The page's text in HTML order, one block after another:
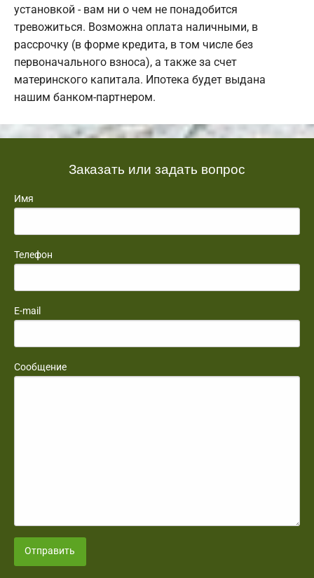
установкой - вам ни о чем не понадобится
тревожиться. Возможна оплата наличными, в
рассрочку (в форме кредита, в том числе без
первоначального взноса), а также за счет
материнского капитала. Ипотека будет выдана
нашим банком-партнером.
Заказать или задать вопрос
Имя
Телефон
E-mail
Сообщение
Отправить